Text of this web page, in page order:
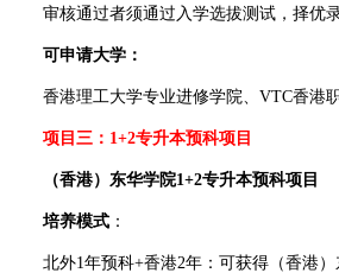
审核通过者须通过入学选拔测试，择优录
可申请大学：
香港理工大学专业进修学院、VTC香港职
项目三：1+2专升本预科项目
（香港）东华学院1+2专升本预科项目
培养模式 ：
北外1年预科+香港2年：可获得（香港）